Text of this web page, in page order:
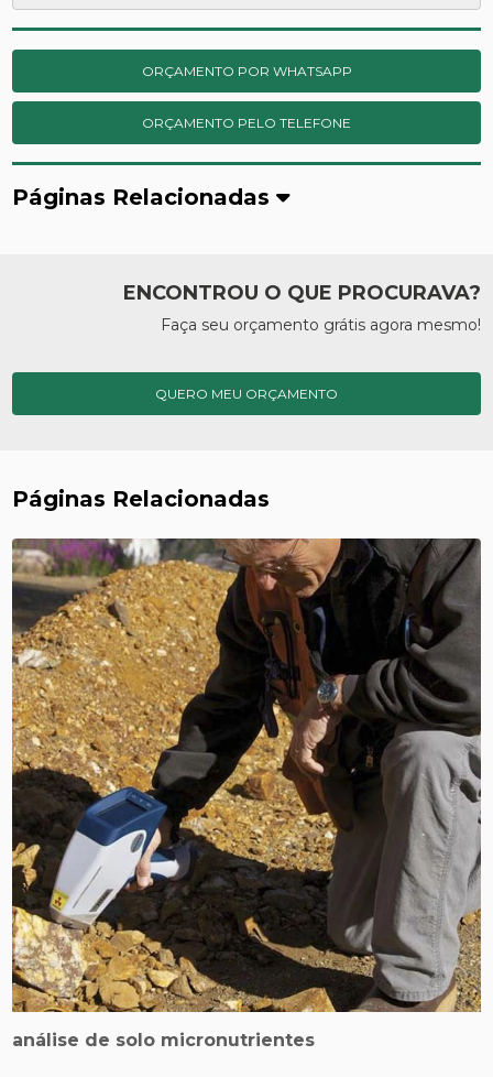
ORÇAMENTO POR WHATSAPP
ORÇAMENTO PELO TELEFONE
Páginas Relacionadas
ENCONTROU O QUE PROCURAVA?
Faça seu orçamento grátis agora mesmo!
QUERO MEU ORÇAMENTO
Páginas Relacionadas
análise de solo micronutrientes